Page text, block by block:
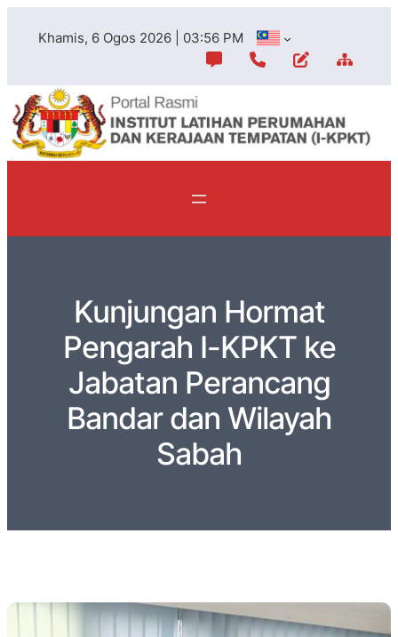
Khamis, 6 Ogos 2026 | 03:56 PM
Kunjungan Hormat
Pengarah I-KPKT ke
Jabatan Perancang
Bandar dan Wilayah
Sabah